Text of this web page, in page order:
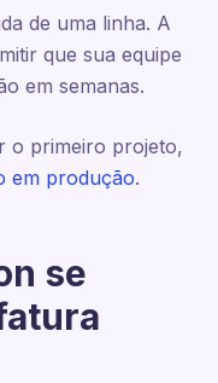
de uma linha. A
que sua equipe
em semanas.
o primeiro projeto,
em produção.
se